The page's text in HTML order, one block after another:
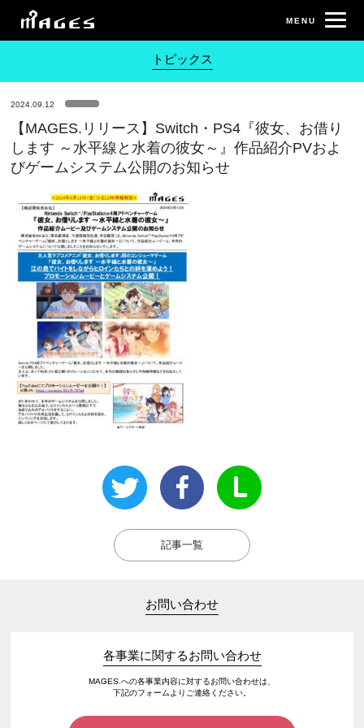
トピックス
2024.09.12
【MAGES.リリース】Switch・PS4『彼女、お借り
します ～水平線と水着の彼女～』作品紹介PVおよ
びゲームシステム公開のお知らせ
記事一覧
お問い合わせ
各事業に関するお問い合わせ
MAGES.への各事業内容に対するお問い合わせは、
下記のフォームよりご連絡ください。